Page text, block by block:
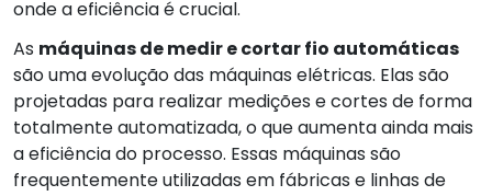
onde a eficiência é crucial.
As máquinas de medir e cortar fio automáticas
são uma evolução das máquinas elétricas. Elas são
projetadas para realizar medições e cortes de forma
totalmente automatizada, o que aumenta ainda mais
a eficiência do processo. Essas máquinas são
frequentemente utilizadas em fábricas e linhas de